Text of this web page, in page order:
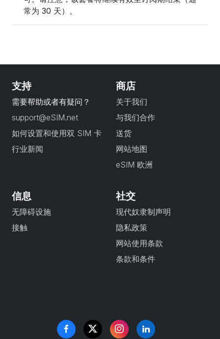
常为 30 天）。
支持
需要帮助或者有疑问？
support@eSIM.net
如何设置和使用双 SIM 卡
行业新闻
商店
关于我们
与我们合作
送货
网站地图
eSIM 欧洲
信息
无障碍设施
接触
社交
现代奴隶制声明
隐私政策
网站使用条款
条款和条件